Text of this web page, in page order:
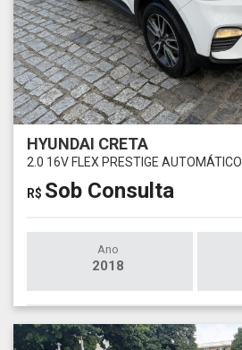
HYUNDAI CRETA
2.0 16V FLEX PRESTIGE AUTOMÁTICO
R$ Sob Consulta
Ano
2018